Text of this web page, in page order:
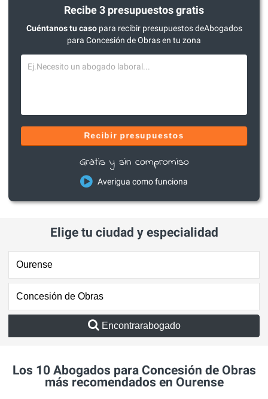
Recibe 3 presupuestos gratis
Cuéntanos tu casopara recibir presupuestos deAbogados
para Concesión de Obras en tu zona
Recibir presupuestos
Gratis y sin compromiso
Averigua como funciona
Elige tu ciudad y especialidad
Encontrarabogado
Los 10 Abogados para Concesión de Obras
más recomendados en Ourense